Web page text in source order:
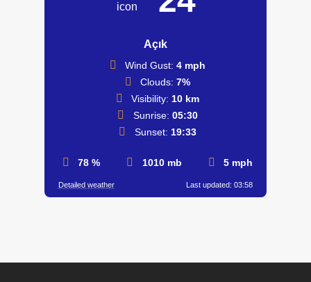
Açık
78 % 1010 mb 5 mph
Wind Gust: 4 mph
Clouds: 7%
Visibility: 10 km
Sunrise: 05:30
Sunset: 19:33
Detailed weather Last updated: 03:58